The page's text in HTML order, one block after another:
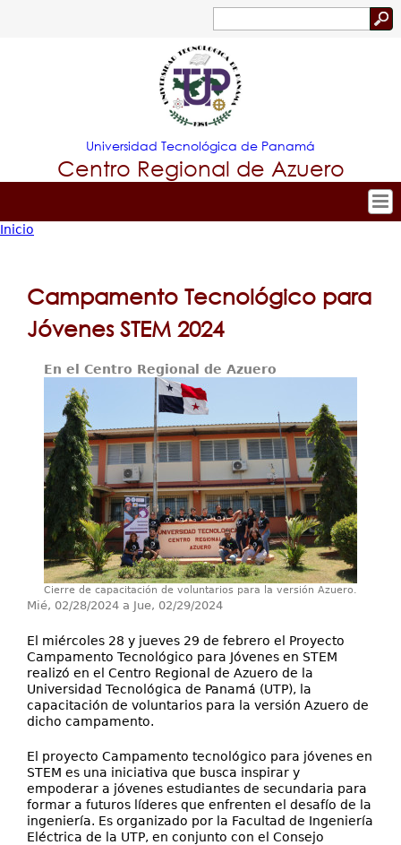
Jump to navigation
de
búsqueda
Universidad Tecnológica de Panamá
Centro Regional de Azuero
Tropical
Principal
Admisión
Oferta Académica
Estudiante
Servicios
Investigación
Contáctenos
está
aquí
Inicio
Campamento Tecnológico para
Jóvenes STEM 2024
En el Centro Regional de Azuero
Cierre de capacitación de voluntarios para la versión Azuero.
Mié, 02/28/2024 a Jue, 02/29/2024
El miércoles 28 y jueves 29 de febrero el Proyecto
Campamento Tecnológico para Jóvenes en STEM
realizó en el Centro Regional de Azuero de la
Universidad Tecnológica de Panamá (UTP), la
capacitación de voluntarios para la versión Azuero de
dicho campamento.
El proyecto Campamento tecnológico para jóvenes en
STEM es una iniciativa que busca inspirar y
empoderar a jóvenes estudiantes de secundaria para
formar a futuros líderes que enfrenten el desafío de la
ingeniería. Es organizado por la Facultad de Ingeniería
Eléctrica de la UTP, en conjunto con el Consejo